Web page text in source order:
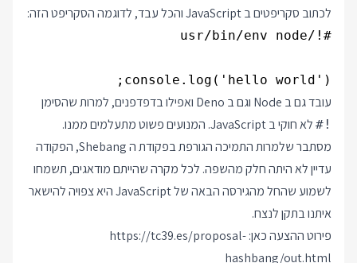
לכתוב סקריפטים ב JavaScript והכל עבד, לדוגמה הסקריפט הזה:
console.log('hello world');
עובד גם ב Node וגם ב Deno ואפילו בדפדפנים, למרות שהסימן
#! לא חוקי ב JavaScript. המנועים פשוט מתעלמים ממנו.
מסתבר שלמרות התמיכה הגורפת בפקודת ה Shebang, הפקודה
עדיין לא היתה חלק מהשפה. לכל מקרה שהייתם מודאגים, תשמחו
לשמוע שהחל מהגירסה הבאה של JavaScript היא צפויה להישאר
איתנו בתקן לנצח.
פירוט ההצעה כאן:https://tc39.es/proposal-
hashbang/out.html